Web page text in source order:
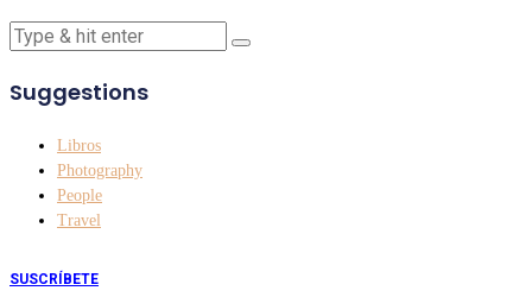
Suggestions
Libros
Photography
People
Travel
SUSCRÍBETE